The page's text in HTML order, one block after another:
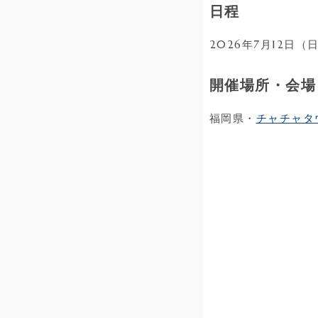
日程
2026年7月12日（日
開催場所・会場
福岡県・ チャチャ